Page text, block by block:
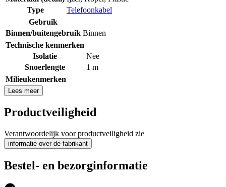
Type
Telefoonkabel
Gebruik
Binnen/buitengebruik Binnen
Technische kenmerken
Isolatie
Nee
Snoerlengte
1 m
Milieukenmerken
Lees meer
Productveiligheid
Verantwoordelijk voor productveiligheid zie
informatie over de fabrikant
Bestel- en bezorginformatie